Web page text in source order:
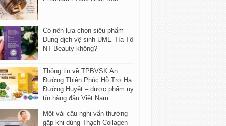
Có nên lựa chọn siêu phẩm
Dung dịch vệ sinh UME Tía Tô
NT Beauty không?
Thông tin về TPBVSK An
Đường Thiên Phúc Hỗ Trợ Hạ
Đường Huyết – dược phẩm uy
tín hàng đầu Việt Nam
Một vài câu nghi vấn thường
gặp khi dùng Thạch Collagen